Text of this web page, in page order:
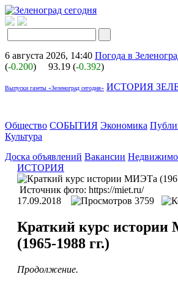
6 августа 2026, 14:40 Погода в
(-0.200) 93.19 (-0.392)
Выпуски газеты «Зеленоград сегодня» ИСТОРИЯ
Общество СОБЫТИЯ Экономика
Культура
Доска объявлений Вакансии
ИСТОРИЯ
Источник фото: https://miet.ru/
17.09.2018
3759
Краткий курс
(1965-1988 гг.)
Продолжение.